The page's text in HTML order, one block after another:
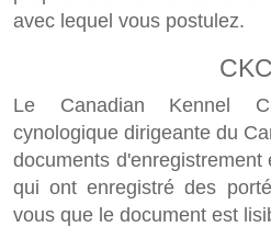
avec lequel vous postulez.
CKC
Le Canadian Kennel
cynologique dirigeante du
documents
qui ont enregistré des
vous que le document est